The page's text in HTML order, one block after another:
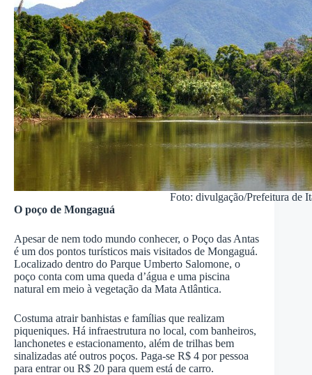
Foto: divulgação/Prefeitura de
O poço de Mongaguá
Apesar de nem todo mundo conhecer, o Poço das Antas
é um dos pontos turísticos mais visitados de Mongaguá.
Localizado dentro do Parque Umberto Salomone, o
poço conta com uma queda d’água e uma piscina
natural em meio à vegetação da Mata Atlântica.
Costuma atrair banhistas e famílias que realizam
piqueniques. Há infraestrutura no local, com banheiros,
lanchonetes e estacionamento, além de trilhas bem
sinalizadas até outros poços. Paga-se R$ 4 por pessoa
para entrar ou R$ 20 para quem está de carro.